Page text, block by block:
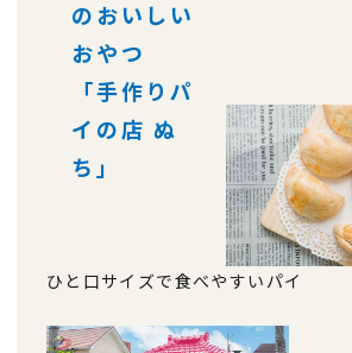
のおいしい
おやつ
「手作りパ
イの店 ぬ
ち」
ひと口サイズで食べやすいパイ